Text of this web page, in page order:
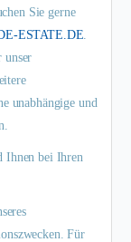
Sie gerne
ESTATE.DE.
unser
unabhängige und
Ihnen bei Ihren
Für